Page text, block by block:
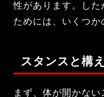
性があります。した
ためには、いくつか
スタンスと構
まず、体が開かな